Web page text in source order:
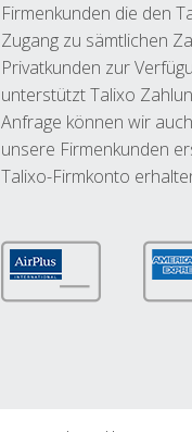
Firmenkunden die den
Zugang zu sämtlichen
Privatkunden zur
unterstützt Talixo
Anfrage können wir
unsere Firmenkunden
Talixo-Firmkonto